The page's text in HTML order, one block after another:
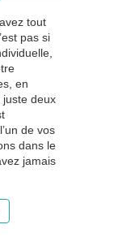
tout
pas si
en
juste deux
de vos
dans le
jamais